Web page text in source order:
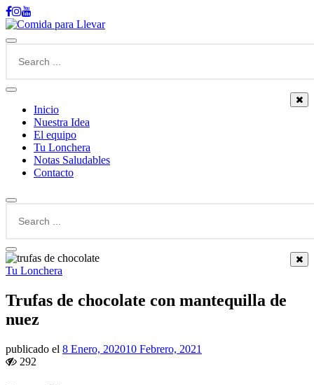
Inicio
Nuestra Idea
El equipo
Tu Lonchera
Notas Saludables
Contacto
Tu Lonchera
Trufas de chocolate con mantequilla de
nuez
publicado el 8 Enero, 202010 Febrero, 2021
292